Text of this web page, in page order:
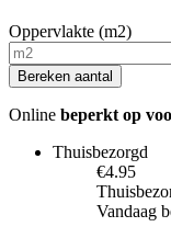
Oppervlakte (m2)
Bereken aantal
Online beperkt op
Thuisbezorgd
€4.95
Vandaag